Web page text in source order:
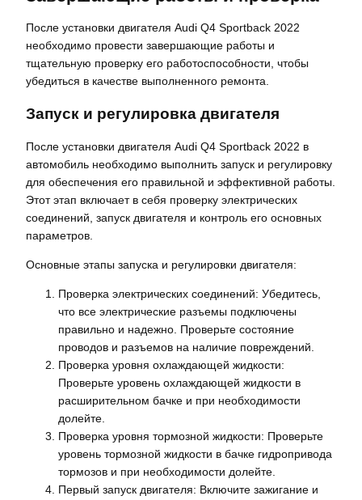
После установки двигателя Audi Q4 Sportback 2022
необходимо провести завершающие работы и
тщательную проверку его работоспособности, чтобы
убедиться в качестве выполненного ремонта.
Запуск и регулировка двигателя
После установки двигателя Audi Q4 Sportback 2022 в
автомобиль необходимо выполнить запуск и регулировку
для обеспечения его правильной и эффективной работы.
Этот этап включает в себя проверку электрических
соединений, запуск двигателя и контроль его основных
параметров.
Основные этапы запуска и регулировки двигателя:
Проверка электрических соединений: Убедитесь,
что все электрические разъемы подключены
правильно и надежно. Проверьте состояние
проводов и разъемов на наличие повреждений.
Проверка уровня охлаждающей жидкости:
Проверьте уровень охлаждающей жидкости в
расширительном бачке и при необходимости
долейте.
Проверка уровня тормозной жидкости: Проверьте
уровень тормозной жидкости в бачке гидропривода
тормозов и при необходимости долейте.
Первый запуск двигателя: Включите зажигание и